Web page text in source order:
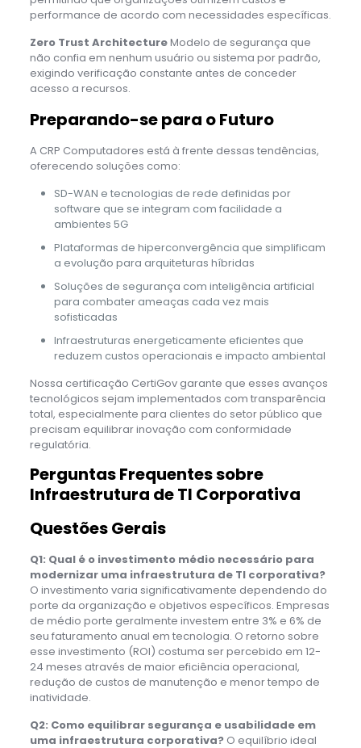
performance de acordo com necessidades específicas.
Zero Trust ArchitectureModelo de segurança que
não confia em nenhum usuário ou sistema por padrão,
exigindo verificação constante antes de conceder
acesso a recursos.
Preparando-se para o Futuro
A CRP Computadores está à frente dessas tendências,
oferecendo soluções como:
SD-WAN e tecnologias de rede definidas por
software que se integram com facilidade a
ambientes 5G
Plataformas de hiperconvergência que simplificam
a evolução para arquiteturas híbridas
Soluções de segurança com inteligência artificial
para combater ameaças cada vez mais
sofisticadas
Infraestruturas energeticamente eficientes que
reduzem custos operacionais e impacto ambiental
Nossa certificação CertiGov garante que esses avanços
tecnológicos sejam implementados com transparência
total, especialmente para clientes do setor público que
precisam equilibrar inovação com conformidade
regulatória.
Perguntas Frequentes sobre
Infraestrutura de TI Corporativa
Questões Gerais
Q1: Qual é o investimento médio necessário para
modernizar uma infraestrutura de TI corporativa?
O investimento varia significativamente dependendo do
porte da organização e objetivos específicos. Empresas
de médio porte geralmente investem entre 3% e 6% de
seu faturamento anual em tecnologia. O retorno sobre
esse investimento (ROI) costuma ser percebido em 12-
24 meses através de maior eficiência operacional,
redução de custos de manutenção e menor tempo de
inatividade.
Q2: Como equilibrar segurança e usabilidade em
uma infraestrutura corporativa?O equilíbrio ideal